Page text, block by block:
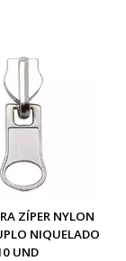
ZÍPER NYLON
NIQUELADO
UND